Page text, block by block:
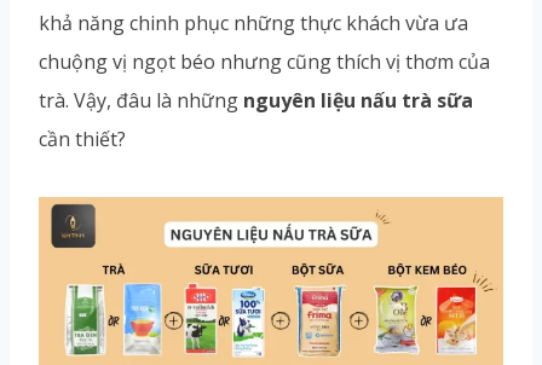
khả năng chinh phục những thực khách vừa ưa
chuộng vị ngọt béo nhưng cũng thích vị thơm của
trà. Vậy, đâu là những nguyên liệu nấu trà sữa
cần thiết?